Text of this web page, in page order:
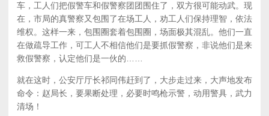
车，工人们把假警车和假警察团团围住了，双方很可能动武。现
在，市局的真警察又包围了在场工人，劝工人们保持理智，依法
维权。这样一来，包围圈套着包围圈，场面极其混乱。他们一直
在做疏导工作，可工人不相信他们是要抓假警察，非说他们是来
救假警察，认定他们是一伙的……
就在这时，公安厅厅长祁同伟赶到了，大步走过来，大声地发布
命令：赵局长，要果断处理，必要时鸣枪示警，动用警具，武力
清场！